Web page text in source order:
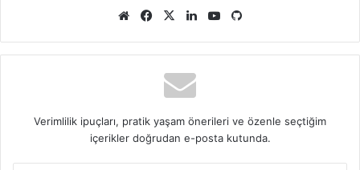
Web
Facebook
X LinkedInYouTube
Verimlilik ipuçları, pratik yaşam önerileri ve özenle seçtiğim
içerikler doğrudan e-posta kutunda.